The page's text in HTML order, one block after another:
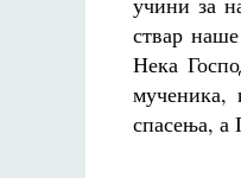
ствар
Нека
мученика,
спасења, а